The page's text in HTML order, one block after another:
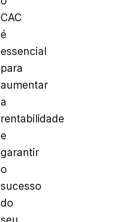
CAC
é
essencial
para
aumentar
a
rentabilidade
e
garantir
o
sucesso
do